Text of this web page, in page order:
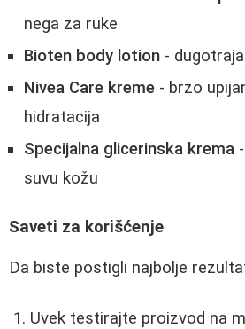
nega za ruke
Bioten body lotion -
Nivea Care kreme - brzo
hidratacija
Specijalna glicerinska krema
suvu kožu
Saveti za korišćenje
Da biste postigli najbolje
Uvek testirajte proizvod na